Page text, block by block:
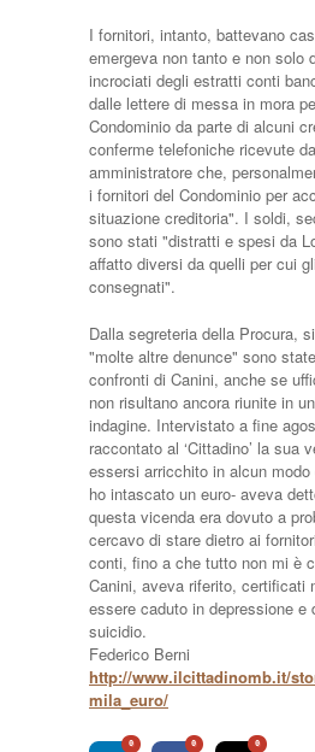
I fornitori, intanto, battevano
emergeva non tanto e non solo
incrociati degli estratti conti
dalle lettere di messa in mora
Condominio da parte di alcuni
conferme telefoniche ricevute
amministratore che,
i fornitori del Condominio per
situazione creditoria". I soldi,
sono stati "distratti e spesi da
affatto diversi da quelli per cui
consegnati".
Dalla segreteria della Procura,
"molte altre denunce" sono
confronti di Canini, anche se
non risultano ancora riunite in
indagine. Intervistato a fine
raccontato al ‘Cittadino’ la sua
essersi arricchito in alcun
ho intascato un euro- aveva
questa vicenda era dovuto a
cercavo di stare dietro ai
conti, fino a che tutto non mi è
Canini, aveva riferito, certificati
essere caduto in depressione e
suicidio.
Federico Berni
http://www.ilcittadinomb.it/
mila_euro/
0 0 0